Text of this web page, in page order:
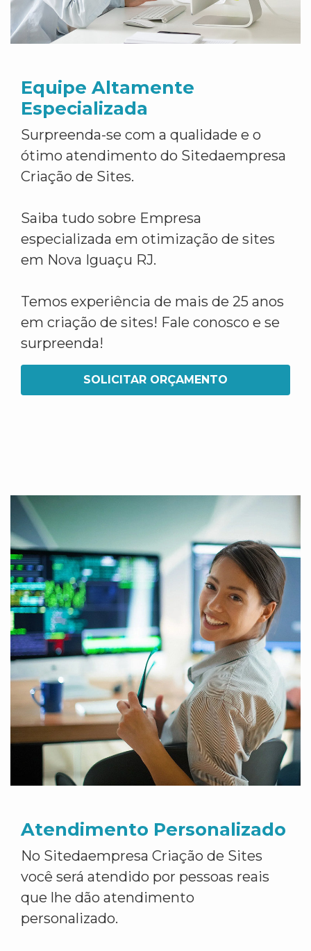
Equipe Altamente
Especializada
Surpreenda-se com a qualidade e o
ótimo atendimento do Sitedaempresa
Criação de Sites.
Saiba tudo sobre Empresa
especializada em otimização de sites
em Nova Iguaçu RJ.
Temos experiência de mais de 25 anos
em criação de sites! Fale conosco e se
surpreenda!
SOLICITAR ORÇAMENTO
Atendimento Personalizado
No Sitedaempresa Criação de Sites
você será atendido por pessoas reais
que lhe dão atendimento
personalizado.